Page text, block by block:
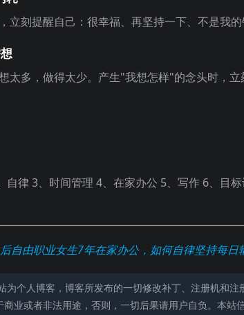
立刻提醒自己：很幸福、再坚持一下、不是我
太多，做得太少。产生"我想怎样"的念头时，
自律 3、时间管理 4、在家办公 5、写作 6、目
自由职业女生7年在家办公，如何自律坚持每日
为个人博客，博客所发布的一切修改补丁、注册机和
商业或者非法用途，否则，一切后果请用户自负。本站